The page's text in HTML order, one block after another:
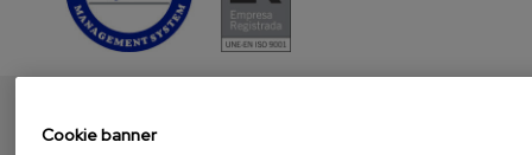
Cookie banner